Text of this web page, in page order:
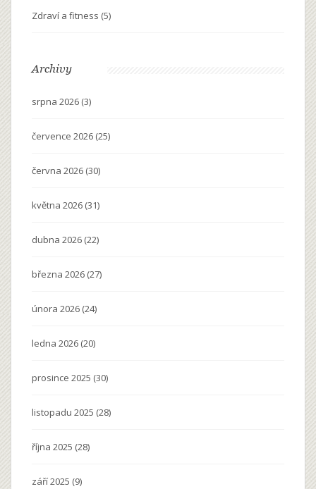
Zdraví a fitness (5)
Archivy
srpna 2026 (3)
července 2026 (25)
června 2026 (30)
května 2026 (31)
dubna 2026 (22)
března 2026 (27)
února 2026 (24)
ledna 2026 (20)
prosince 2025 (30)
listopadu 2025 (28)
října 2025 (28)
září 2025 (9)